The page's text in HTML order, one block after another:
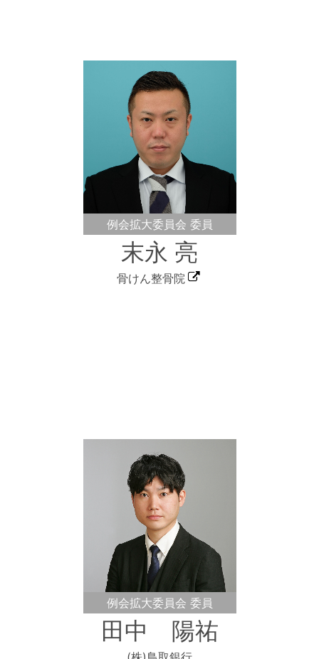
例会拡大委員会 委員
末永 亮
骨けん整骨院
例会拡大委員会 委員
田中 陽祐